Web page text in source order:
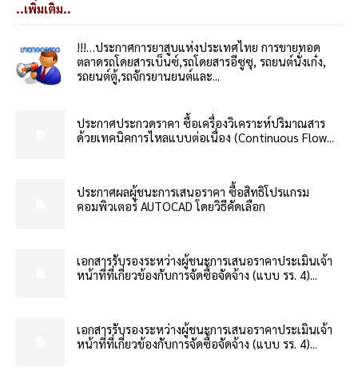
..เพิ่มเติม..
!!!…ประกาศการยาสูบแห่งประเทศไทย การขายทอด
ตลาดรถโดยสารเบ็นซ์,รถโดยสารอีซูซุ, รถยนต์นั่งเก๋ง,
รถยนต์ตู้,รถจักรยานยนต์และ...
ประกาศประกวดราคา ซื้อเครื่องวิเคราะห์ปริมาณสาร
ด้วยเทคนิคการไหลแบบต่อเนื่อง (Continuous Flow...
ประกาศผลผู้ชนะการเสนอราคา ซื้อสิทธิโปรแกรม
คอมพิวเตอร์ AUTOCAD โดยวิธีคัดเลือก
เอกสารรับรองระหว่างผู้ชนะการเสนอราคาประเมินเจ้า
หน้าที่ที่เกี่ยวข้องกับการจัดซื้อจัดจ้าง (แบบ รร. 4)...
เอกสารรับรองระหว่างผู้ชนะการเสนอราคาประเมินเจ้า
หน้าที่ที่เกี่ยวข้องกับการจัดซื้อจัดจ้าง (แบบ รร. 4)...